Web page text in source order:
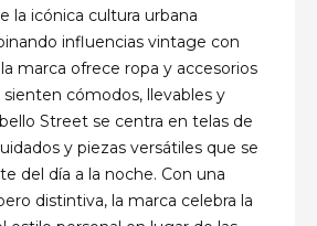
la icónica cultura urbana
influencias vintage con
marca ofrece ropa y accesorios
cómodos, llevables y
Street se centra en telas de
y piezas versátiles que se
del día a la noche. Con una
distintiva, la marca celebra la